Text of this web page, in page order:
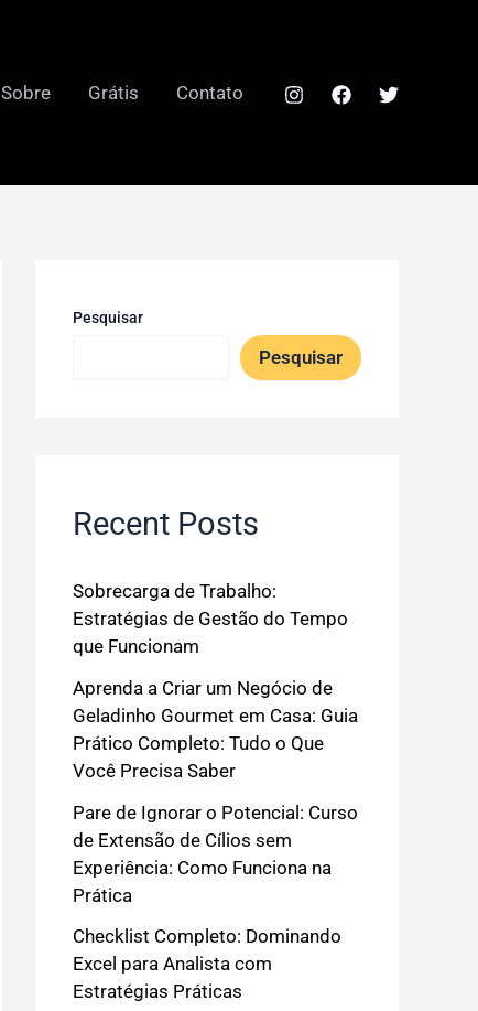
Sobre Grátis Contato
Pesquisar
Pesquisar
Recent Posts
Sobrecarga de Trabalho:
Estratégias de Gestão do Tempo
que Funcionam
Aprenda a Criar um Negócio de
Geladinho Gourmet em Casa: Guia
Prático Completo: Tudo o Que
Você Precisa Saber
Pare de Ignorar o Potencial: Curso
de Extensão de Cílios sem
Experiência: Como Funciona na
Prática
Checklist Completo: Dominando
Excel para Analista com
Estratégias Práticas